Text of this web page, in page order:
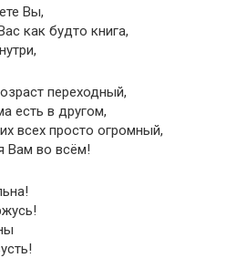
Вы,
как будто книга,
переходный,
есть в другом,
всех просто огромный,
Вам во всём!